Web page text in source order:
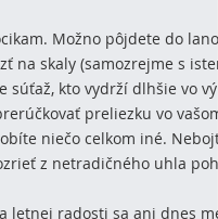
Možno pôjdete do
na skaly (samozrejme s
súťaž, kto vydrží dlhšie vo
preliezku vo
niečo celkom iné.
z netradičného uhla
letnej radosti sa ani dnes